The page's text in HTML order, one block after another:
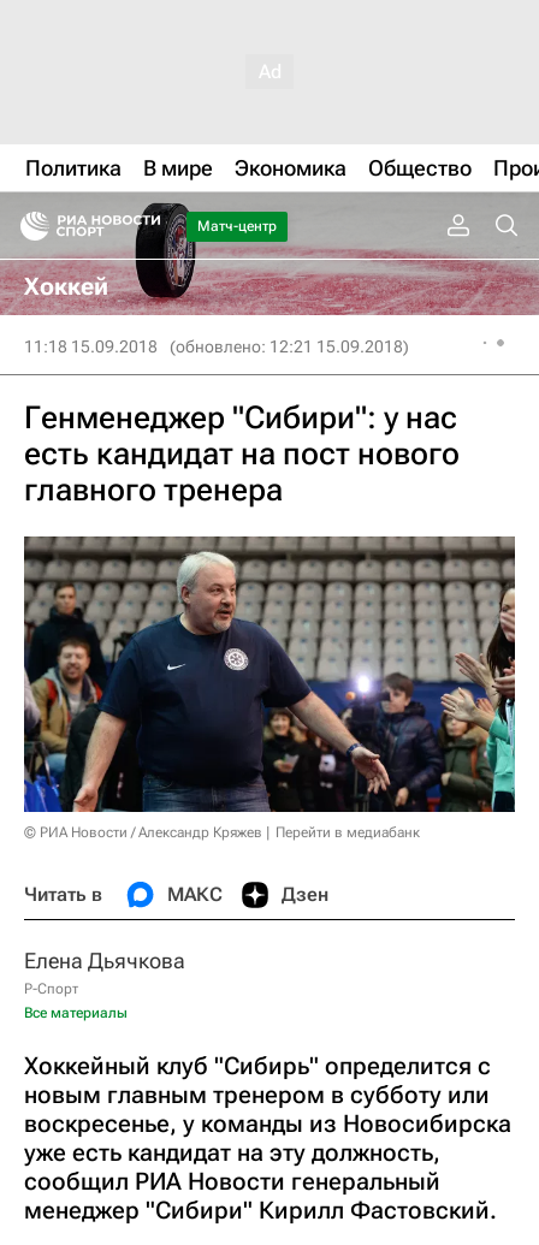
Политика В мире Экономика Общество
Матч-центр
Хоккей
11:18 15.09.2018 (обновлено: 12:21 15.09.2018)
Генменеджер "Сибири": у нас
есть кандидат на пост нового
главного тренера
© РИА Новости / Александр Кряжев Перейти в медиабанк
Читать в МАКС Дзен
Елена Дьячкова
Р-Спорт
Все материалы
Хоккейный клуб "Сибирь" определится с
новым главным тренером в субботу или
воскресенье, у команды из Новосибирска
уже есть кандидат на эту должность,
сообщил РИА Новости генеральный
менеджер "Сибири" Кирилл Фастовский.